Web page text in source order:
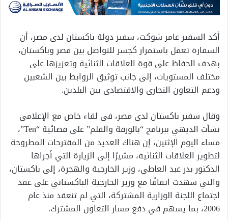
أكد السفير عامر شوكت، سفير دولة باكستان لدى مصر، أن
السفارة تعمل باستمرار كجسر للتواصل بين مصر وباكستان،
بهدف الحفاظ على قوة العلاقات الثنائية وتعزيزها على
مختلف المستويات، إلى جانب توثيق الروابط بين الشعبين
ودعم التعاون التجاري والاقتصادي بين البلدين.
وقال سفير باكستان لدى مصر، في لقاء خاص مع الإعلامي
نشأت الديهي ببرنامج “بالورقة والقلم” على فضائية “Ten”،
مساء اليوم الإثنين، إن هناك العديد من المقترحات المطروحة
لتطوير العلاقات الثنائية، مشيرًا إلى الزيارة التي أجراها
الدكتور بدر عبد العاطي، وزير الخارجية والهجرة، إلى باكستان،
والتي شهدت اتفاقًا مع وزير الخارجية الباكستاني على عقد
اجتماع اللجنة الوزارية المشتركة، التي لم تنعقد منذ عام
2006، بما يسهم في دفع مسار التعاون المشترك.